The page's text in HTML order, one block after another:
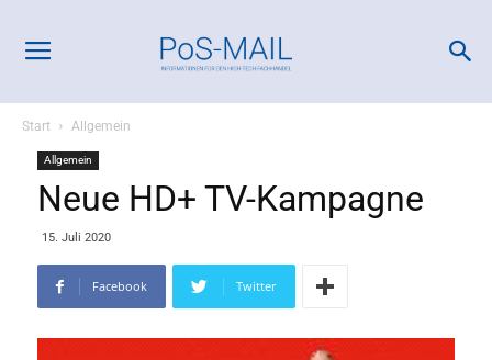
Start Allgemein
Allgemein
Neue HD+ TV-Kampagne
15. Juli 2020
Facebook Twitter